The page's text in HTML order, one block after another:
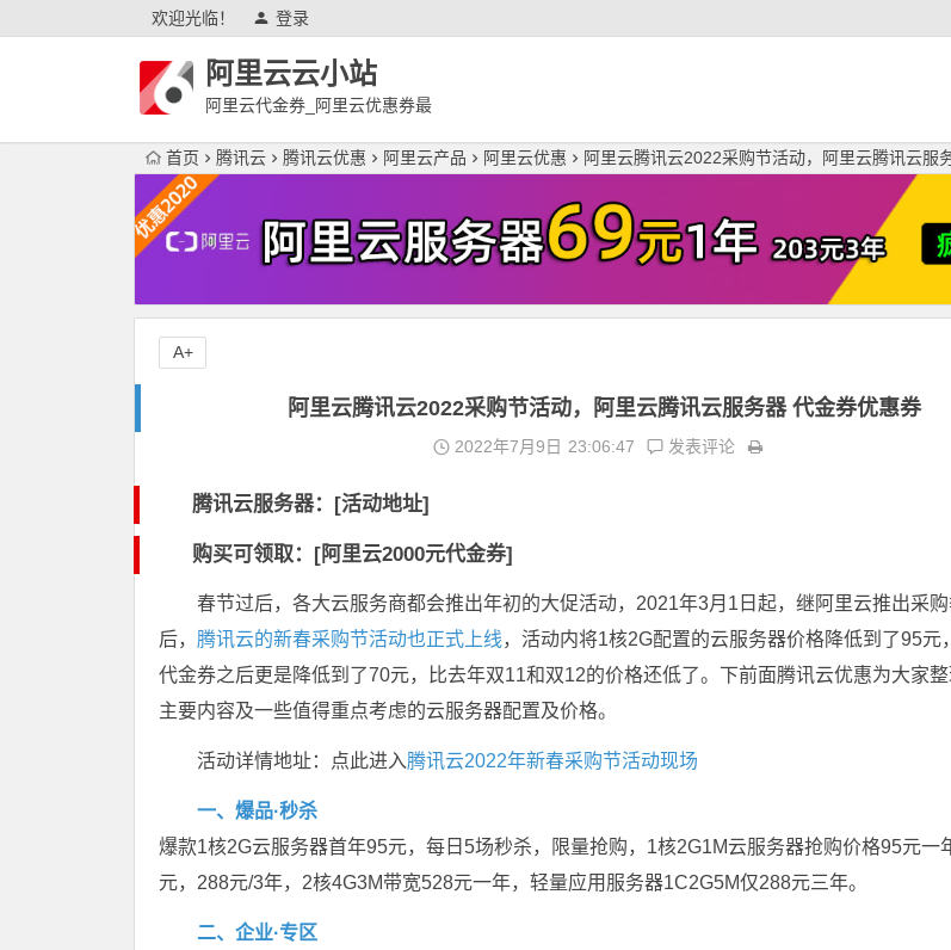
欢迎光临！ 登录
阿里云云小站
阿里云代金券_阿里云优惠券最
首页 腾讯云 腾讯云优惠 阿里云产品 阿里云优惠 阿里云腾讯云2022采购节活动，阿里云腾讯云服
阿里云腾讯云2022采购节活动，阿里云腾讯云服务器 代金券优惠券
2022年7月9日 23:06:47 发表评论
腾讯云服务器：[活动地址]
购买可领取：[阿里云2000元代金券]
春节过后，各大云服务商都会推出年初的大促活动，2021年3月1日起，继阿里云推出采
后， 腾讯云的新春采购节活动也正式上线，活动内将1核2G配置的云服务器价格降低到了95元
代金券之后更是降低到了70元，比去年双11和双12的价格还低了。下前面腾讯云优惠为大家
主要内容及一些值得重点考虑的云服务器配置及价格。
活动详情地址：点此进入腾讯云2022年新春采购节活动现场
一、爆品·秒杀
爆款1核2G云服务器首年95元，每日5场秒杀，限量抢购，1核2G1M云服务器抢购价格95元一
元，288元/3年，2核4G3M带宽528元一年，轻量应用服务器1C2G5M仅288元三年。
二、企业·专区
A+